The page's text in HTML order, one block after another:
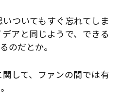
ついてもすぐ忘れてしま
アと同じようで、できる
のだとか。
して、ファンの間では有